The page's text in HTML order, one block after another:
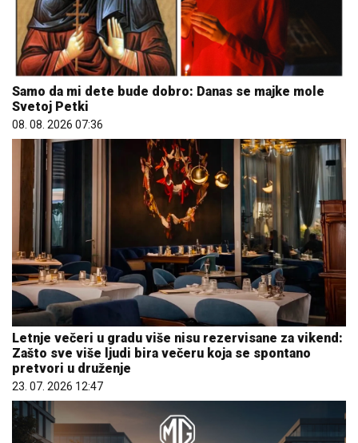
Samo da mi dete bude dobro: Danas se majke mole
Svetoj Petki
08. 08. 2026 07:36
Letnje večeri u gradu više nisu rezervisane za vikend:
Zašto sve više ljudi bira večeru koja se spontano
pretvori u druženje
23. 07. 2026 12:47